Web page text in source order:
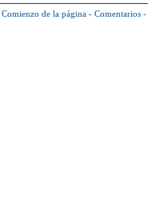
Comienzo de la página - Comentarios -